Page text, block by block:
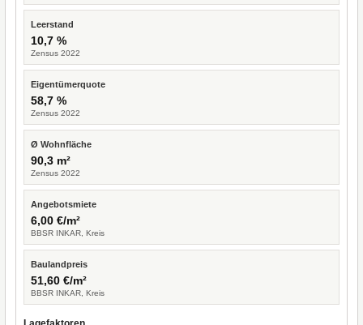
Leerstand
10,7 %
Zensus 2022
Eigentümerquote
58,7 %
Zensus 2022
Ø Wohnfläche
90,3 m²
Zensus 2022
Angebotsmiete
6,00 €/m²
BBSR INKAR, Kreis
Baulandpreis
51,60 €/m²
BBSR INKAR, Kreis